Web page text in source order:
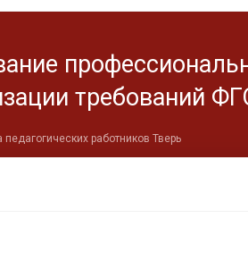
требований
педагогических работников Тверь